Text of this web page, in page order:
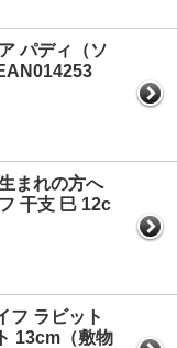
リーナ」のご予約を
ご予約を開始しまし
ーツケース」のご予
ッドラック」のご予
ア」のご予約を開始
」のご予約を開始し
しました。
パディ（ソ
まれの方へ
干支 巳 12c
フ ラビット
13cm（敷物